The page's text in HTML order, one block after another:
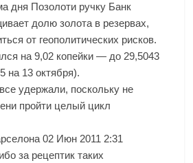
дня Позолоти ручку Банк
долю золота в резервах,
от геополитических рисков.
на 9,02 копейки — до 29,5043
на 13 октября).
удержали, поскольку не
пройти целый цикл
02 Июн 2011 2:31
за рецептик таких